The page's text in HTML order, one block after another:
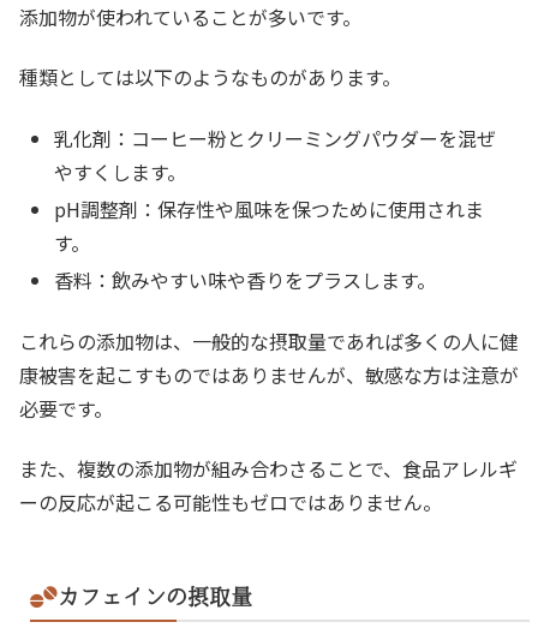
添加物が使われていることが多いです。
種類としては以下のようなものがあります。
乳化剤：コーヒー粉とクリーミングパウダーを混ぜ
やすくします。
pH調整剤：保存性や風味を保つために使用されま
す。
香料：飲みやすい味や香りをプラスします。
これらの添加物は、一般的な摂取量であれば多くの人に健
康被害を起こすものではありませんが、敏感な方は注意が
必要です。
また、複数の添加物が組み合わさることで、食品アレルギ
ーの反応が起こる可能性もゼロではありません。
カフェインの摂取量